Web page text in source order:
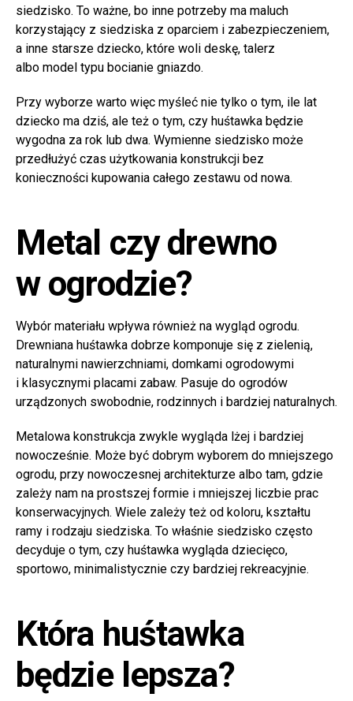
siedzisko. To ważne, bo inne potrzeby ma maluch
korzystający z siedziska z oparciem i zabezpieczeniem,
a inne starsze dziecko, które woli deskę, talerz
albo model typu bocianie gniazdo.
Przy wyborze warto więc myśleć nie tylko o tym, ile lat
dziecko ma dziś, ale też o tym, czy huśtawka będzie
wygodna za rok lub dwa. Wymienne siedzisko może
przedłużyć czas użytkowania konstrukcji bez
konieczności kupowania całego zestawu od nowa.
Metal czy drewno
w ogrodzie?
Wybór materiału wpływa również na wygląd ogrodu.
Drewniana huśtawka dobrze komponuje się z zielenią,
naturalnymi nawierzchniami, domkami ogrodowymi
i klasycznymi placami zabaw. Pasuje do ogrodów
urządzonych swobodnie, rodzinnych i bardziej naturalnych.
Metalowa konstrukcja zwykle wygląda lżej i bardziej
nowocześnie. Może być dobrym wyborem do mniejszego
ogrodu, przy nowoczesnej architekturze albo tam, gdzie
zależy nam na prostszej formie i mniejszej liczbie prac
konserwacyjnych. Wiele zależy też od koloru, kształtu
ramy i rodzaju siedziska. To właśnie siedzisko często
decyduje o tym, czy huśtawka wygląda dziecięco,
sportowo, minimalistycznie czy bardziej rekreacyjnie.
Która huśtawka
będzie lepsza?